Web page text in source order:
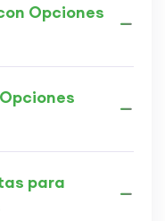
Opciones
para